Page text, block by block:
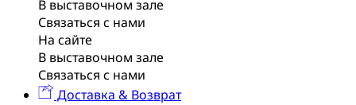
В выставочном зале
Связаться с нами
На сайте
В выставочном зале
Связаться с нами
Доставка & Возврат